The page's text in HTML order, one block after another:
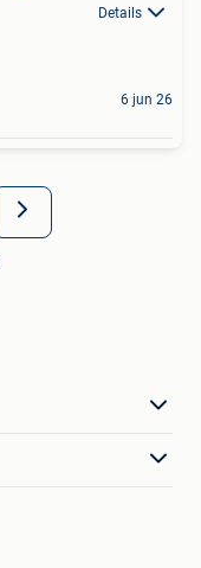
Details
6 jun 26